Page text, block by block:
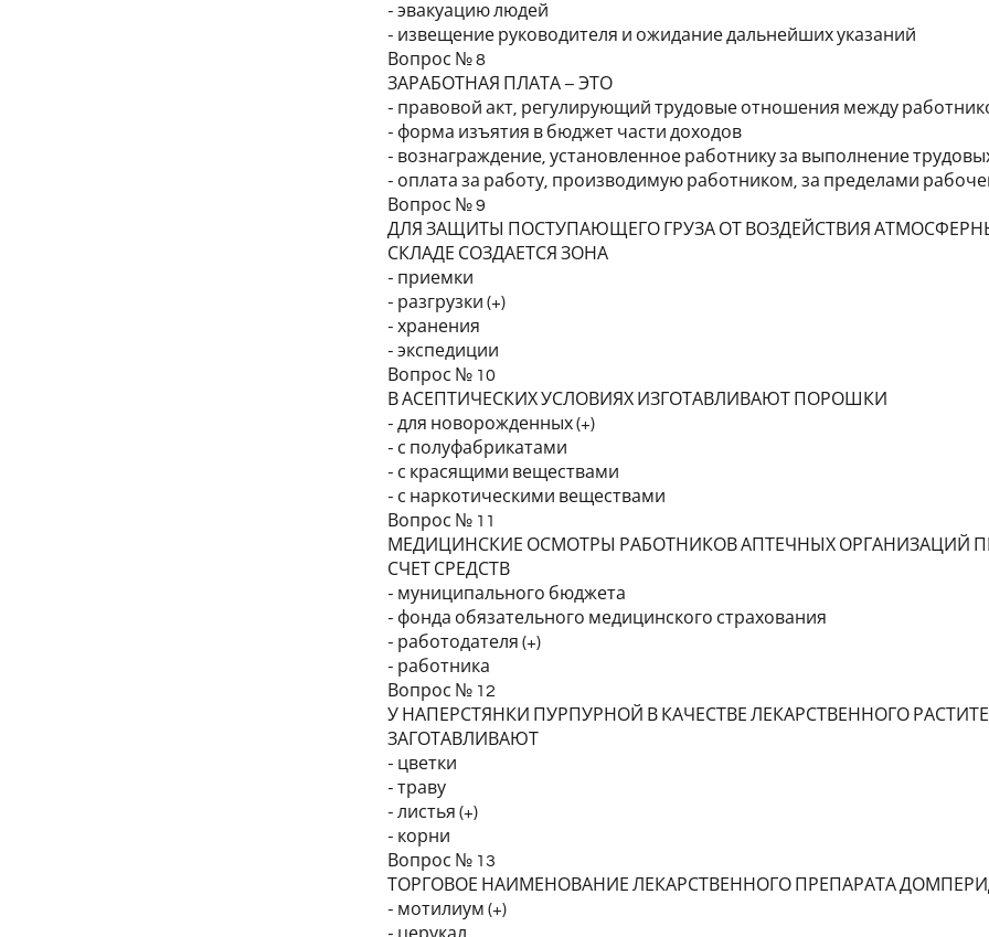
- эвакуацию людей
- извещение руководителя и ожидание дальнейших указаний
Вопрос № 8
ЗАРАБОТНАЯ ПЛАТА – ЭТО
- правовой акт, регулирующий трудовые отношения между
- форма изъятия в бюджет части доходов
- вознаграждение, установленное работнику за выполнение
- оплата за работу, производимую работником, за пределами
Вопрос № 9
ДЛЯ ЗАЩИТЫ ПОСТУПАЮЩЕГО ГРУЗА ОТ ВОЗДЕЙСТВИЯ
СКЛАДЕ СОЗДАЕТСЯ ЗОНА
- приемки
- разгрузки (+)
- хранения
- экспедиции
Вопрос № 10
В АСЕПТИЧЕСКИХ УСЛОВИЯХ ИЗГОТАВЛИВАЮТ ПОРОШКИ
- для новорожденных (+)
- с полуфабрикатами
- с красящими веществами
- с наркотическими веществами
Вопрос № 11
МЕДИЦИНСКИЕ ОСМОТРЫ РАБОТНИКОВ АПТЕЧНЫХ ОРГАНИЗАЦИЙ
СЧЕТ СРЕДСТВ
- муниципального бюджета
- фонда обязательного медицинского страхования
- работодателя (+)
- работника
Вопрос № 12
У НАПЕРСТЯНКИ ПУРПУРНОЙ В КАЧЕСТВЕ ЛЕКАРСТВЕННОГО
ЗАГОТАВЛИВАЮТ
- цветки
- траву
- листья (+)
- корни
Вопрос № 13
ТОРГОВОЕ НАИМЕНОВАНИЕ ЛЕКАРСТВЕННОГО ПРЕПАРАТА
- мотилиум (+)
- церукал